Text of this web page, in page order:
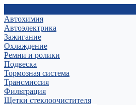
Автохимия
Автоэлектрика
Зажигание
Охлаждение
Ремни и ролики
Подвеска
Тормозная система
Трансмиссия
Фильтрация
Щетки стеклоочистителя